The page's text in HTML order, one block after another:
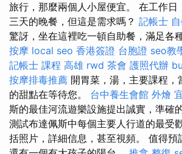
旅行，那麼兩個人小屋便宜。 在工作日
三天的晚餐，但這是需求嗎？ 記帳士
驚訝，坐在這裡吃一頓自助餐，滿足各
按摩 local seo 香港簽證 台胞證 seo教
記帳士 課程 高雄 rwd 茶會 護照代辦
按摩排毒推薦 開胃菜，湯，主要課程，
的甜點在等待您。 台中養生會館 外燴
斯的最佳河流遊樂設施提出誠實，準確
測試布達佩斯中每個主要人行道的最受
括照片，詳細信息，甚至視頻。 值得預